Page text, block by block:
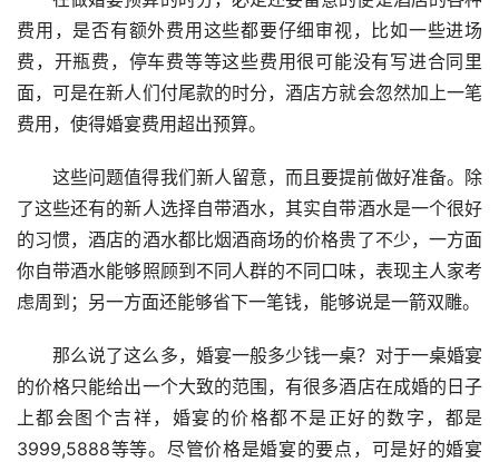
费用，是否有额外费用这些都要仔细审视，比如一些进场
费，开瓶费，停车费等等这些费用很可能没有写进合同里
面，可是在新人们付尾款的时分，酒店方就会忽然加上一笔
费用，使得婚宴费用超出预算。
这些问题值得我们新人留意，而且要提前做好准备。除
了这些还有的新人选择自带酒水，其实自带酒水是一个很好
的习惯，酒店的酒水都比烟酒商场的价格贵了不少，一方面
你自带酒水能够照顾到不同人群的不同口味，表现主人家考
虑周到；另一方面还能够省下一笔钱，能够说是一箭双雕。
那么说了这么多，婚宴一般多少钱一桌？对于一桌婚宴
的价格只能给出一个大致的范围，有很多酒店在成婚的日子
上都会图个吉祥，婚宴的价格都不是正好的数字，都是
3999,5888等等。尽管价格是婚宴的要点，可是好的婚宴